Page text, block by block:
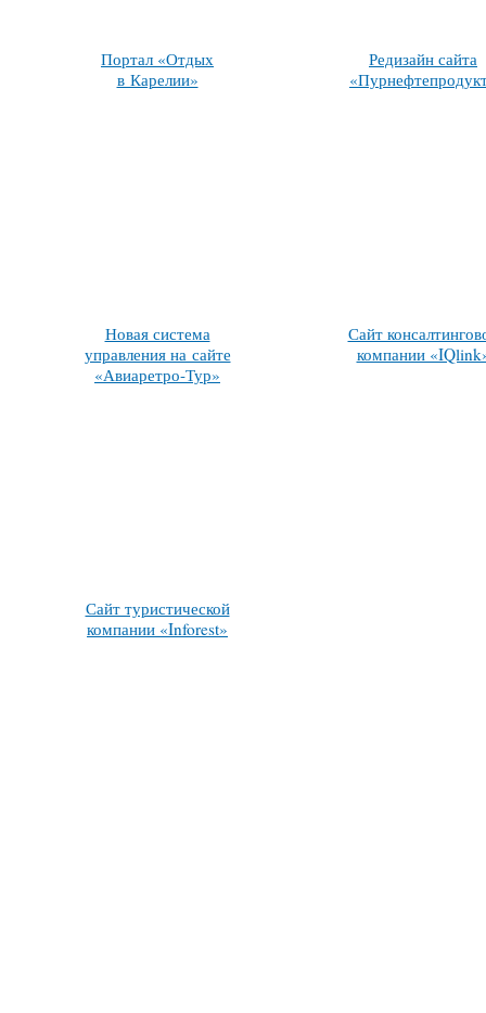
Портал «Отдых
в Карелии»
Редизайн сайта
Новая система
управления на сайте
«Авиаретро-Тур»
Сайт
компании
Сайт туристической
компании «Inforest»